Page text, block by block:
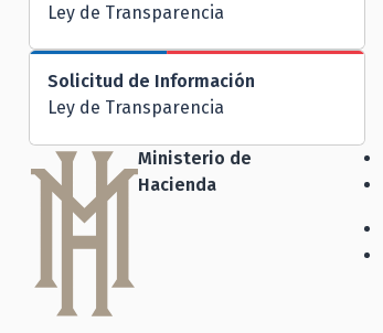
Ley de Transparencia
Solicitud de Información
Ley de Transparencia
Ministerio de
Hacienda